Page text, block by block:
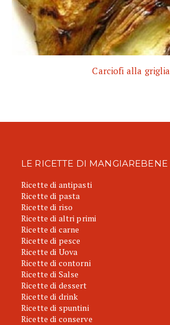
Carciofi alla griglia
LE RICETTE DI MANGIAREBENE
Ricette di antipasti
Ricette di pasta
Ricette di riso
Ricette di altri primi
Ricette di carne
Ricette di pesce
Ricette di Uova
Ricette di contorni
Ricette di Salse
Ricette di dessert
Ricette di drink
Ricette di spuntini
Ricette di conserve